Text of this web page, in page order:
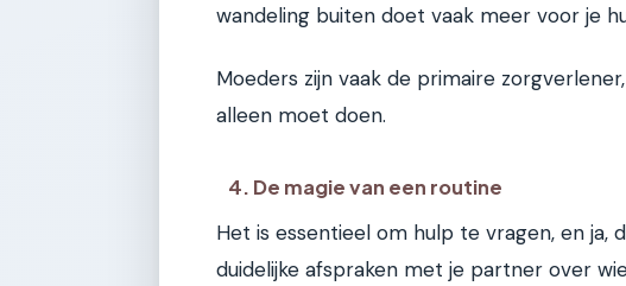
wandeling buiten doet vaak meer voor je
Moeders zijn vaak de primaire
alleen moet doen.
4. De magie van een routine
Het is essentieel om hulp te vragen, en ja,
duidelijke afspraken met je partner over